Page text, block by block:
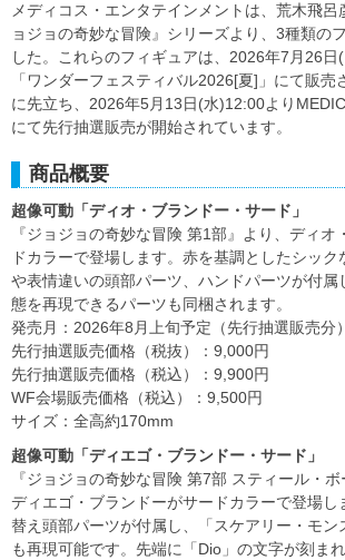
メディコス・エンタテインメントは、荒木飛呂
ョジョの奇妙な冒険』シリーズより、3種類の
した。これらのフィギュアは、2026年7月26日
「ワンダーフェスティバル2026[夏]」にて販売
に先立ち、2026年5月13日(水)12:00より
にて先行抽選販売が開始されています。
商品概要
超像可動「ディオ・ブランドー・サード」
『ジョジョの奇妙な冒険 第1部』より、ディオ
ドカラーで登場します。赤を基調としたシッ
や表情違いの頭部パーツ、ハンドパーツが付属
態を再現できるパーツも同梱されます。
発売月：2026年8月上旬予定（先行抽選販売分）
先行抽選販売価格（税抜）：9,000円
先行抽選販売価格（税込）：9,900円
WF会場販売価格（税込）：9,500円
サイズ：全高約170mm
超像可動「ディエゴ・ブランドー・サード」
『ジョジョの奇妙な冒険 第7部 スティール・ボ
ディエゴ・ブランドーがサードカラーで登場し
替え頭部パーツが付属し、「スケアリー・モン
も再現可能です。先端に「Dio」の文字が刻ま